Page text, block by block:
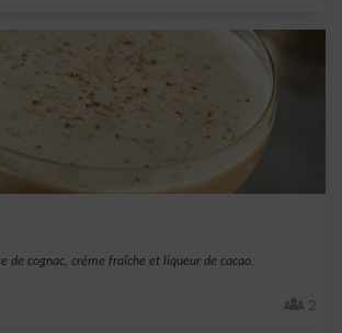
de cognac, crème fraîche et liqueur de cacao.
2